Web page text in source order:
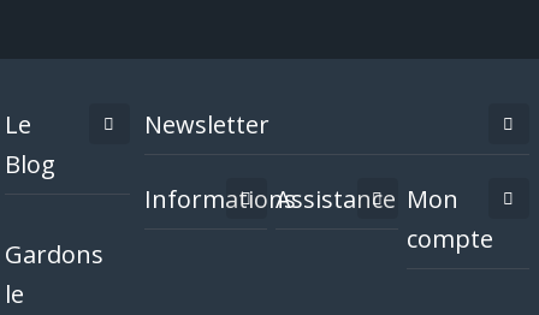
Le
Blog
Gardons
le
Newsletter
InformationsAssistance Mon
compte